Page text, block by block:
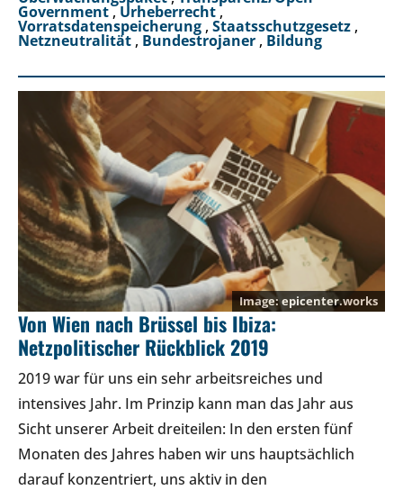
Government,Urheberrecht,
Vorratsdatenspeicherung , Staatsschutzgesetz ,
Netzneutralität , Bundestrojaner , Bildung
epicenter.works
Von Wien nach Brüssel bis Ibiza:
Netzpolitischer Rückblick 2019
2019 war für uns ein sehr arbeitsreiches und
intensives Jahr. Im Prinzip kann man das Jahr aus
Sicht unserer Arbeit dreiteilen: In den ersten fünf
Monaten des Jahres haben wir uns hauptsächlich
darauf konzentriert, uns aktiv in den